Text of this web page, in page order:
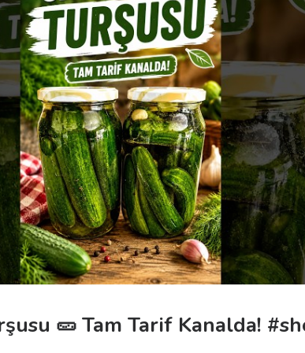
🥒 Tam Tarif Kanalda!